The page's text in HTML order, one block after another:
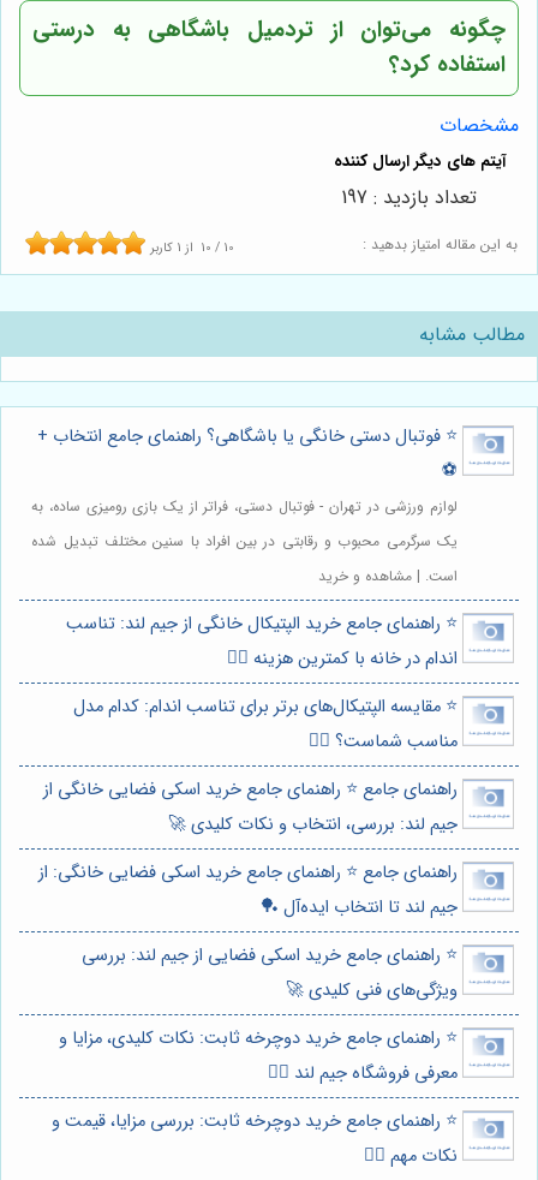
چگونه می‌توان از تردمیل باشگاهی به درستی
استفاده کرد؟
مشخصات
به این مقاله امتیاز بدهید : 10 / 10 از 1 کاربر
تعداد بازدید : 197
مطالب مشابه
⭐️ فوتبال دستی خانگی یا باشگاهی؟ راهنمای جامع انتخاب +
⚽️
لوازم ورزشی در تهران - فوتبال دستی، فراتر از یک بازی رومیزی ساده، به
یک سرگرمی محبوب و رقابتی در بین افراد با سنین مختلف تبدیل شده
است. | مشاهده و خرید
⭐️ راهنمای جامع خرید الپتیکال خانگی از جیم لند: تناسب
اندام در خانه با کمترین هزینه 🏃‍♀️
⭐️ مقایسه الپتیکال‌های برتر برای تناسب اندام: کدام مدل
مناسب شماست؟ 🏃‍♀️
راهنمای جامع ⭐️ راهنمای جامع خرید اسکی فضایی خانگی از
جیم لند: بررسی، انتخاب و نکات کلیدی 🚀
راهنمای جامع ⭐️ راهنمای جامع خرید اسکی فضایی خانگی: از
جیم لند تا انتخاب ایده‌آل 🏓
⭐️ راهنمای جامع خرید اسکی فضایی از جیم لند: بررسی
ویژگی‌های فنی کلیدی 🚀
⭐️ راهنمای جامع خرید دوچرخه ثابت: نکات کلیدی، مزایا و
معرفی فروشگاه جیم لند 🚴‍♀️
⭐️ راهنمای جامع خرید دوچرخه ثابت: بررسی مزایا، قیمت و
نکات مهم 🚴‍♀️